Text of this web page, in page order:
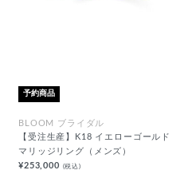
予約商品
BLOOM ブライダル
【受注生産】K18 イエローゴールド
マリッジリング（メンズ）
¥253,000 (税込)